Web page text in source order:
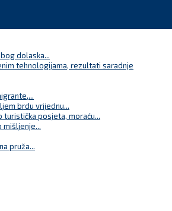
dolaska...
tehnologijama, rezultati saradnje
brdu vrijednu...
turistička posjeta, moraću...
mišljenje...
pruža...